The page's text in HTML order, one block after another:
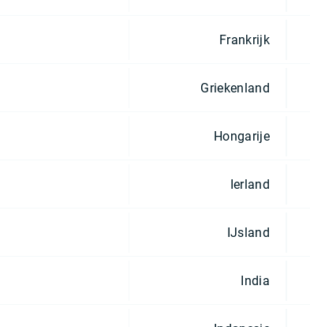
Frankrijk
Griekenland
Hongarije
Ierland
IJsland
India